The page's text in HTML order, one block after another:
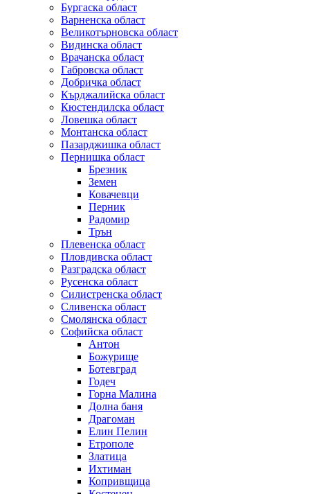
Бургаска област
Варненска област
Великотърновска област
Видинска област
Врачанска област
Габровска област
Добричка област
Кърджалийска област
Кюстендилска област
Ловешка област
Монтанска област
Пазарджишка област
Пернишка област
Брезник
Земен
Ковачевци
Перник
Радомир
Трън
Плевенска област
Пловдивска област
Разградска област
Русенска област
Силистренска област
Сливенска област
Смолянска област
Софийска област
Антон
Божурище
Ботевград
Годеч
Горна Малина
Долна баня
Драгоман
Елин Пелин
Етрополе
Златица
Ихтиман
Копривщица